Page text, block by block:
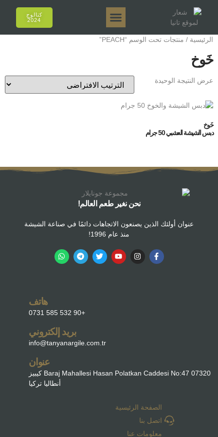
كتالوج
2024
الرئيسية / منتجات تحت الوسم “PEACH”
خَوخ
عرض النتيجة الوحيدة
خَوخ
دبس الشيشة العشبي 50 جرام
نحن نغير طعم العالم!
عنوان أولئك الذين يصنعون الاتجاهات دائمًا في صناعة الشيشة
منذ عام 1996!
هاتف
+90 532 585 0731
بريد إلكتروني
info@tanyanargile.com.tr
عنوان
Baraj Mahallesi Hasan Polatkan Caddesi No:47 07320 كيبيز
أنطاليا تركيا
الصفحة الرئيسية
اتصل بنا
معلومات عنا